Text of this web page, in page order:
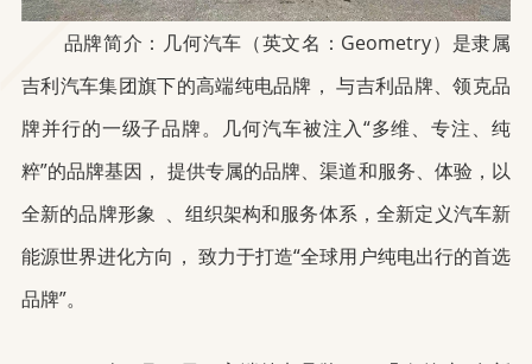
品牌简介：几何汽车（英文名：Geometry）是隶属
吉利汽车集团旗下的高端纯电品牌， 与吉利品牌、领克品
牌并行的一级子品牌。几何汽车被注入“多维、专注、纯
粹”的品牌基因， 提供专属的品牌、渠道和服务、体验，以
全新的品牌形象 、组织架构和服务体系，全新定义汽车新
能源世界进化方向， 致力于打造“全球用户纯电出行的首选
品牌”。